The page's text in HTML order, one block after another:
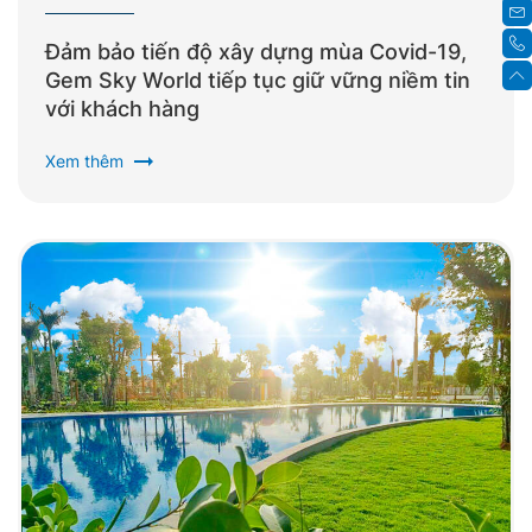
Đảm bảo tiến độ xây dựng mùa Covid-19,
Gem Sky World tiếp tục giữ vững niềm tin
với khách hàng
Xem thêm arrow_right_alt